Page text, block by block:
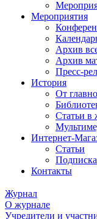
Мероприятия
Архив
Архив
Пресс-
История
От
Статьи в
Интернет-
Статьи
Подписка
Контакты
Журнал
О журнале
Учредители и